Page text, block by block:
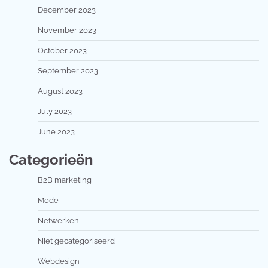
December 2023
November 2023
October 2023
September 2023
August 2023
July 2023
June 2023
Categorieën
B2B marketing
Mode
Netwerken
Niet gecategoriseerd
Webdesign